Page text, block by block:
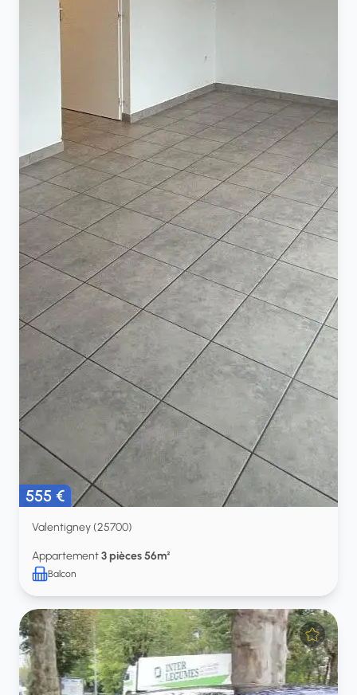
555 €
Valentigney (25700)
Appartement3 pièces 56m²
Balcon